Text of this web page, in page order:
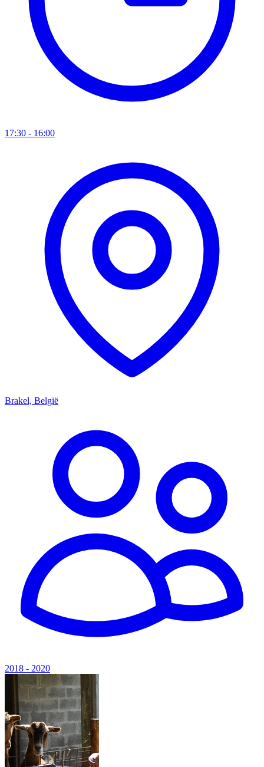
17:30 - 16:00
Brakel, België
2018 - 2020